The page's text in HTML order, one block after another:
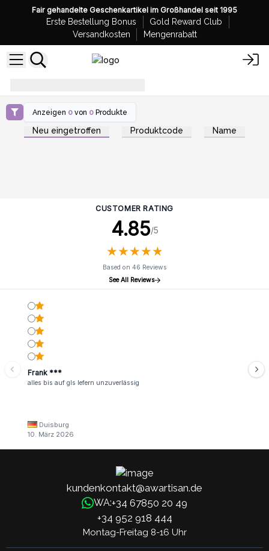
Fair gehandelte Geschenkartikel im Großhandel seit 1995
Erste Bestellung Bonus
Gold Reward Club
Versandkosten
Mengenrabatt
Anzeigen 0 von 0 Produkte
Neu eingetroffen Produktcode Name
CUSTOMER RATING
4.85/5
★★★★★
★★★★★
Based on 46 Reviews
See All Reviews
Frank ***
alles bis auf gls lefern unzuverlässig
Duisburg
10. März 2026
kundenkontakt@awartisan.de
WA:+34 67850 20 49
+34 952 918 444
Montag-Freitag 8-16 Uhr